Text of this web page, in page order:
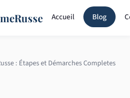
Accueil Blog
: Étapes et Démarches Completes